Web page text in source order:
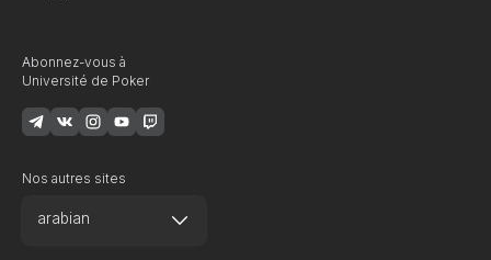
Abonnez-vous à
Université de Poker
Nos autres sites
arabian